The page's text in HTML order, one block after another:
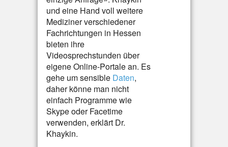
und eine Hand voll weitere
Mediziner verschiedener
Fachrichtungen in Hessen
bieten ihre
Videosprechstunden über
eigene Online-Portale an. Es
gehe um sensible Daten,
daher könne man nicht
einfach Programme wie
Skype oder Facetime
verwenden, erklärt Dr.
Khaykin.